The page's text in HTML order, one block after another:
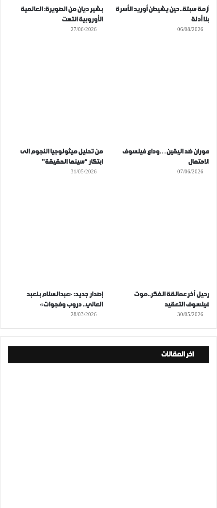
أزمة سبتة..حين يشيطن أوريد الأسرة
بلا أدلة
06/08/2026
بشير ديان من الصويرة: العالمية
الأوروبية انتهت
27/06/2026
موران ضد اليقين…وداع فيلسوف
الاحتمال
07/06/2026
من تحليل ميثولوجيا النجوم الى
ابتكار “سينما الحقيقة”
31/05/2026
رحيل آخر عمالقة الفكر..موت
فيلسوف التعقيد
30/05/2026
إصدار جديد: «عبدالسلام بنعبد
العالي.. دروب وفجوات»
28/03/2026
اخر المقالات